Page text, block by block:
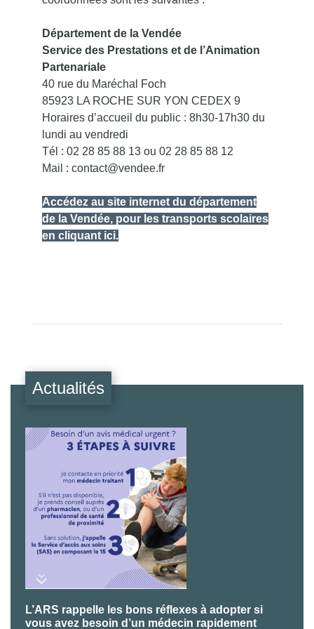
Département de la Vendée
Service des Prestations et de l’Animation
Partenariale
40 rue du Maréchal Foch
85923 LA ROCHE SUR YON CEDEX 9
Horaires d’accueil du public : 8h30-17h30 du
lundi au vendredi
Tél : 02 28 85 88 13 ou 02 28 85 88 12
Mail : contact@vendee.fr
Accédez au site internet du département
de la Vendée, pour les transports scolaires
en cliquant ici.
Actualités
L’ARS rappelle les bons réflexes à adopter si
vous avez besoin d’un médecin rapidement